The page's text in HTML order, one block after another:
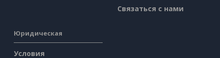
Связаться с нами
Юридическая
Условия